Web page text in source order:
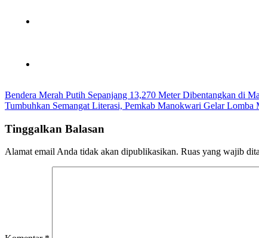
Navigasi
pos
Bendera Merah Putih Sepanjang 13,270 Meter Dibentangkan di
Tumbuhkan Semangat Literasi, Pemkab Manokwari Gelar
Tinggalkan Balasan
Alamat email Anda tidak akan dipublikasikan. Ruas yang wajib